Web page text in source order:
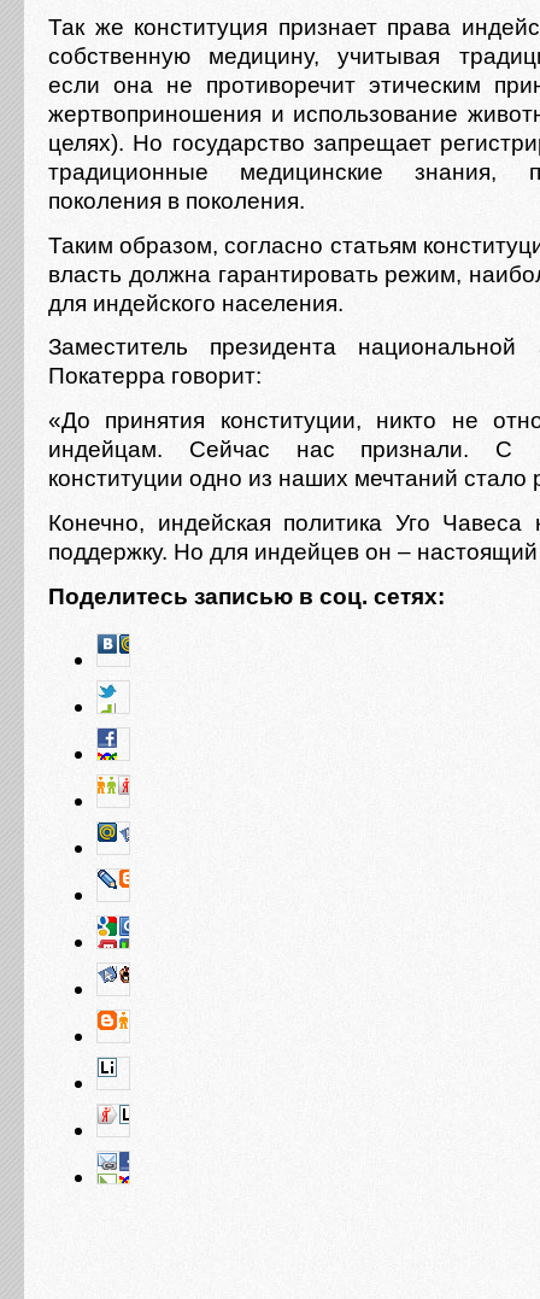
Так же конституция признает права
собственную медицину, учитывая
если она не противоречит этическим
жертвоприношения и использование
целях). Но государство запрещает
традиционные медицинские знания,
поколения в поколения.
Таким образом, согласно статьям
власть должна гарантировать режим,
для индейского населения.
Заместитель президента
Покатерра говорит:
«До принятия конституции, никто не
индейцам. Сейчас нас признали. С
конституции одно из наших мечтаний стало
Конечно, индейская политика Уго Чавеса
поддержку. Но для индейцев он – настоящий
Поделитесь записью в соц. сетях: